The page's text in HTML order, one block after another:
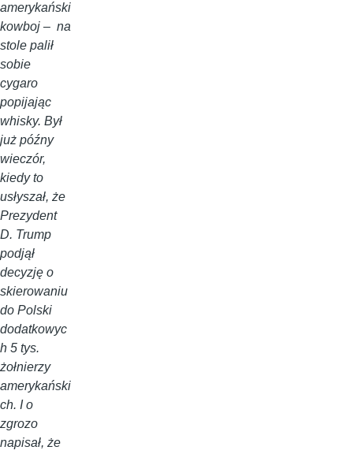
amerykański
kowboj – na
stole palił
sobie
cygaro
popijając
whisky. Był
już późny
wieczór,
kiedy to
usłyszał, że
Prezydent
D. Trump
podjął
decyzję o
skierowaniu
do Polski
dodatkowyc
h 5 tys.
żołnierzy
amerykański
ch. I o
zgrozo
napisał, że